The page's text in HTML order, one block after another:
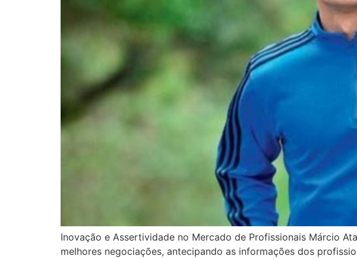
Inovação e Assertividade no Mercado de Profissionais Márcio
melhores negociações, antecipando as informações dos